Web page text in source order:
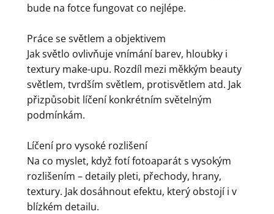
bude na fotce fungovat co nejlépe.
Práce se světlem a objektivem
Jak světlo ovlivňuje vnímání barev, hloubky i
textury make-upu. Rozdíl mezi měkkým beauty
světlem, tvrdším světlem, protisvětlem atd. Jak
přizpůsobit líčení konkrétním světelným
podmínkám.
Líčení pro vysoké rozlišení
Na co myslet, když fotí fotoaparát s vysokým
rozlišením – detaily pleti, přechody, hrany,
textury. Jak dosáhnout efektu, který obstojí i v
blízkém detailu.